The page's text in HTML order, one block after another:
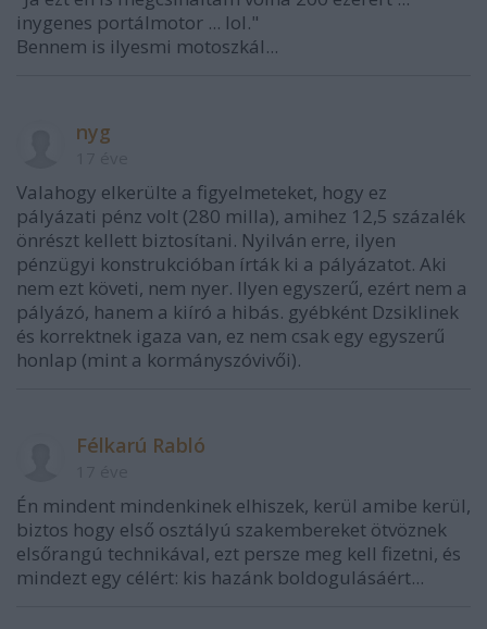
inygenes portálmotor ... lol."
Bennem is ilyesmi motoszkál...
nyg
Valahogy elkerülte a figyelmeteket, hogy ez
pályázati pénz volt (280 milla), amihez 12,5 százalék
önrészt kellett biztosítani. Nyilván erre, ilyen
pénzügyi konstrukcióban írták ki a pályázatot. Aki
nem ezt követi, nem nyer. Ilyen egyszerű, ezért nem a
pályázó, hanem a kiíró a hibás. gyébként Dzsiklinek
és korrektnek igaza van, ez nem csak egy egyszerű
honlap (mint a kormányszóvivői).
Félkarú Rabló
Én mindent mindenkinek elhiszek, kerül amibe kerül,
biztos hogy első osztályú szakembereket ötvöznek
elsőrangú technikával, ezt persze meg kell fizetni, és
mindezt egy célért: kis hazánk boldogulásáért...